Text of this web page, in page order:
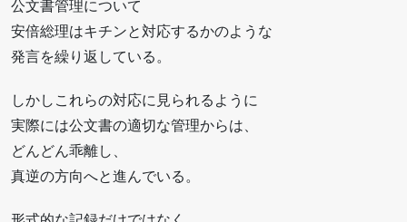
公文書管理について
安倍総理はキチンと対応するかのような
発言を繰り返している。
しかしこれらの対応に見られるように
実際には公文書の適切な管理からは、
どんどん乖離し、
真逆の方向へと進んでいる。